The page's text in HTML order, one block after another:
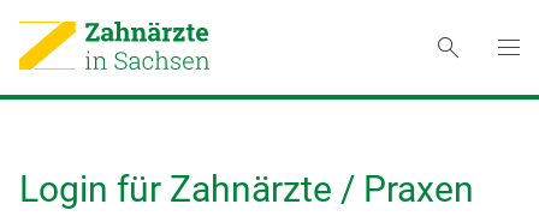
Login für Zahnärzte / Praxen